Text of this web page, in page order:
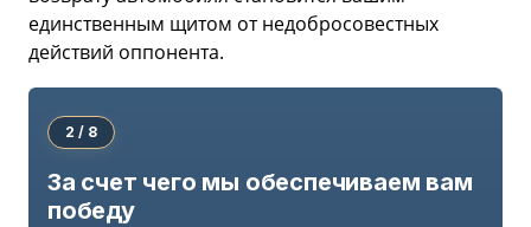
единственным щитом от недобросовестных
действий оппонента.
2 / 8
За счет чего мы обеспечиваем вам
победу